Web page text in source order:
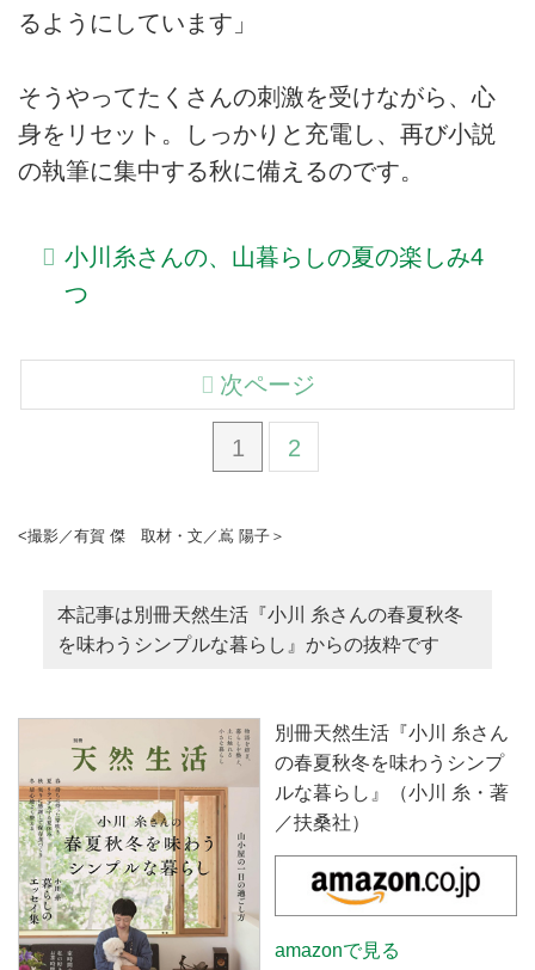
るようにしています」
そうやってたくさんの刺激を受けながら、心
身をリセット。しっかりと充電し、再び小説
の執筆に集中する秋に備えるのです。
小川糸さんの、山暮らしの夏の楽しみ4
つ
1 2
次ページ
<撮影／有賀 傑 取材・文／嶌 陽子＞
本記事は別冊天然生活『小川 糸さんの春夏秋冬
を味わうシンプルな暮らし』からの抜粋です
別冊天然生活『小川 糸さん
の春夏秋冬を味わうシンプ
ルな暮らし』（小川 糸・著
／扶桑社）
amazonで見る